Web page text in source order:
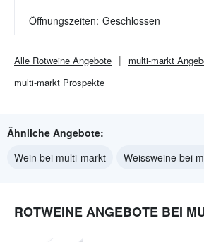
Öffnungszeiten: Geschlossen
Alle Rotweine Angebote multi-markt
multi-markt Prospekte
Ähnliche Angebote:
Wein bei multi-markt
Weissweine bei
ROTWEINE ANGEBOTE BEI